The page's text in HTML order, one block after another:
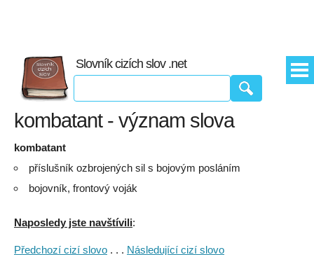
Slovník cizích slov .net
kombatant - význam slova
kombatant
příslušník ozbrojených sil s bojovým posláním
bojovník, frontový voják
Naposledy jste navštívili:
Předchozí cizí slovo . . . Následující cizí slovo